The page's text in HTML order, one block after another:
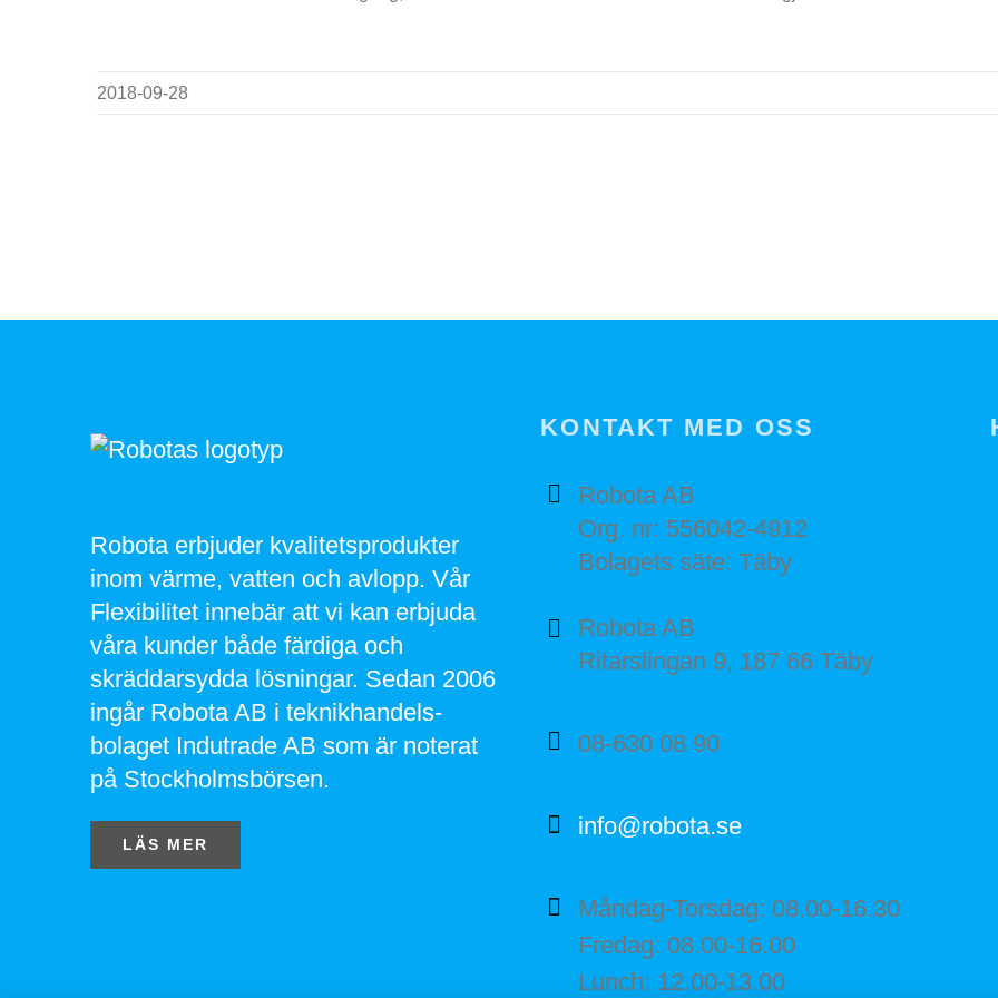
2018-09-28
Robota erbjuder kvalitetsprodukter
inom värme, vatten och avlopp. Vår
Flexibilitet innebär att vi kan erbjuda
våra kunder både färdiga och
skräddarsydda lösningar. Sedan 2006
ingår Robota AB i teknikhandels-
bolaget Indutrade AB som är noterat
på Stockholmsbörsen.
LÄS MER
KONTAKT MED OSS
Robota AB
Org. nr: 556042-4912
Bolagets säte: Täby
Robota AB
Ritarslingan 9, 187 66 Täby
08-630 08 90
info@robota.se
Måndag-Torsdag: 08.00-16.30
Fredag: 08.00-16.00
Lunch: 12.00-13.00